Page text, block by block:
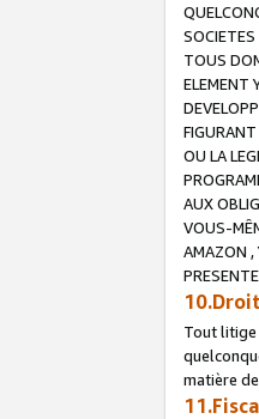
TOUS
ELEMENT
OU LA
AUX
VOUS-
AMAZON ,
Tout litige
matière